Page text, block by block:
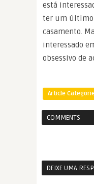
está
ter um último
casamento.
interessado
obsessivo de
Article
COMMENTS
DEIXE UMA